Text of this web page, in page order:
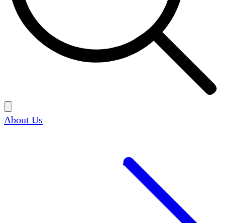
About Us